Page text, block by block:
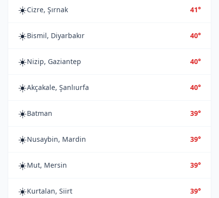
☀️Cizre, Şırnak 41°
☀️Bismil, Diyarbakır 40°
☀️Nizip, Gaziantep 40°
☀️Akçakale, Şanlıurfa 40°
☀️Batman 39°
☀️Nusaybin, Mardin 39°
☀️Mut, Mersin 39°
☀️Kurtalan, Siirt 39°